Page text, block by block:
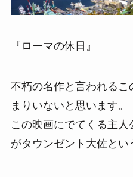
『ローマの休日』
不朽の名作と言われる
まりいないと思います。
この映画にでてくる主
がタウンゼント大佐とい